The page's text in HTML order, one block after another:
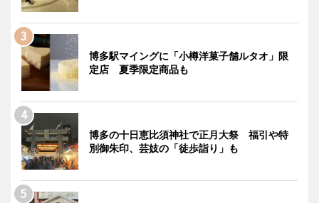
博多駅マイングに「小樽洋菓子舗ルタオ」限
定店 夏季限定商品も
博多の十日恵比須神社で正月大祭 福引や特
別御朱印、芸妓の「徒歩詣り」も